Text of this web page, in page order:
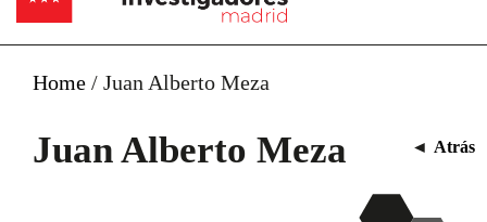
Home / Juan Alberto Meza
Juan Alberto Meza ◄ Atrás